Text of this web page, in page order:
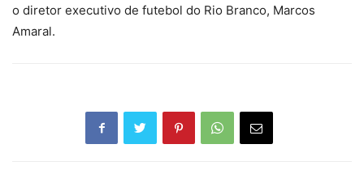
o diretor executivo de futebol do Rio Branco, Marcos
Amaral.